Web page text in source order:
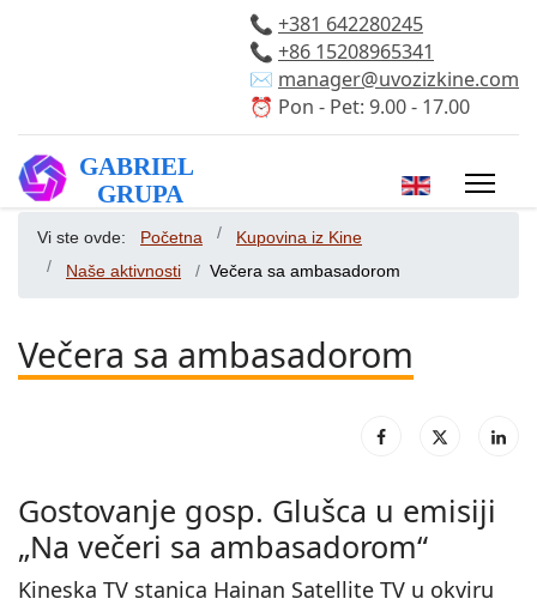
📞 +381 642280245
📞 +86 15208965341
✉️ manager@uvozizkine.com
⏰ Pon - Pet: 9.00 - 17.00
Izaberite vaš
Vi ste ovde: Početna
Kupovina iz Kine
Naše aktivnosti
Večera sa ambasadorom
Večera sa ambasadorom
Gostovanje gosp. Glušca u emisiji
„Na večeri sa ambasadorom“
Kineska TV stanica Hainan Satellite TV u okviru